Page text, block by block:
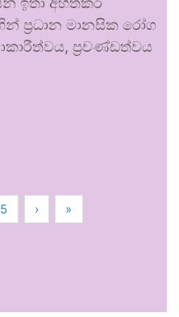
ප්‍රධාන මානසික රෝග
ප්‍රචණ්ඩත්වය
5 › »